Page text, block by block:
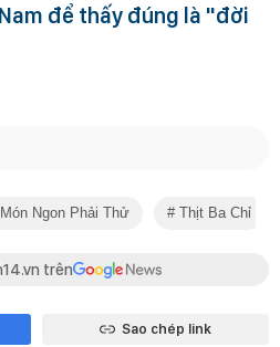
để thấy đúng là "đời
Ngon Phải Thử Thịt Ba Chỉ
trên
Sao chép link